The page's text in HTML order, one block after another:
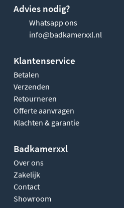
Advies nodig?
Whatsapp ons
info@badkamerxxl.nl
Klantenservice
Betalen
Verzenden
Retourneren
Offerte aanvragen
Klachten & garantie
Badkamerxxl
Over ons
Zakelijk
Contact
Showroom